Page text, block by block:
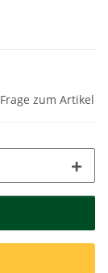
Frage zum Artikel